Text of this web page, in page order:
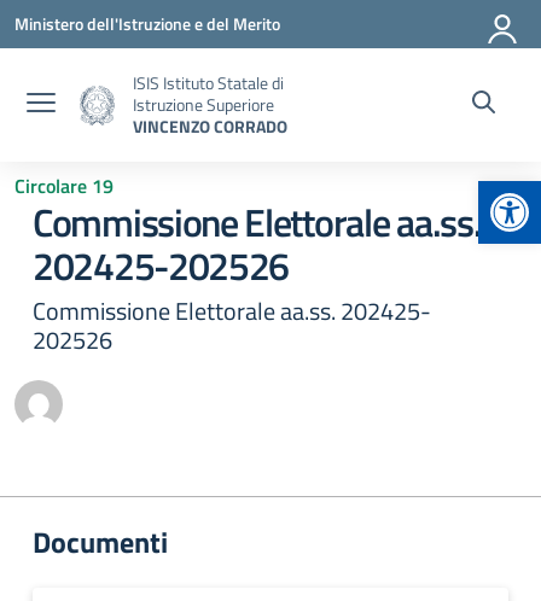
Vai ai contenuti
Vai al menu di navigazione
Vai al footer
Ministero dell'Istruzione e del Merito
ISIS Istituto Statale di
Istruzione Superiore
VINCENZO CORRADO
Circolare 19
Commissione Elettorale aa.ss.
202425-202526
Commissione Elettorale aa.ss. 202425-
202526
Documenti